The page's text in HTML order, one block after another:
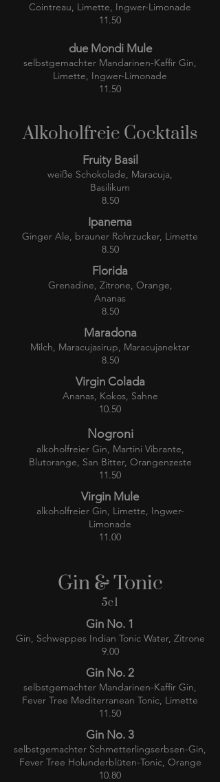
Cointreau, Limette, Ingwer-Limonade
11.50
due Mondi Mule
selbstgemachter Mandarinen-Kaffir Gin,
Limette, Ingwer-Limonade
11.50
Alkoholfreie Cocktails
Fruity Basil
weiße Schokolade, Maracuja,
Basilikum
8.50
Ipanema
Ginger Ale, brauner Rohrzucker, Limette
8.50
Florida
Grenadine, Zitrone, Orange,
Ananas
8.50
Maradona
Milch, Maracujasirup, Maracujanektar
8.50
Virgin Colada
Ananas, Kokos, Sahne
10.50
Nogroni
alkoholfreier Gin, Martini Vibrante,
Blutorange, San Bitter, Orangenzeste
11.50
Virgin Mule
alkoholfreier Gin, Limette, Ingwer-
Limonade
11.00
Gin & Tonic
5cl
Gin No. 1
Gin, Schweppes Indian Tonic Water, Zitrone
9.00
Gin No. 2
selbstgemachter Mandarinen-Kaffir Gin,
Fever Tree Mediterranean Tonic, Limette
11.50
Gin No. 3
selbstgemachter Schmetterlingserbsen-Gin,
Fever Tree Holunderblüten-Tonic, Orange
10.80